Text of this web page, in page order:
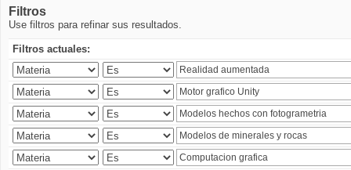
Filtros
Use filtros para refinar sus resultados.
Filtros actuales: